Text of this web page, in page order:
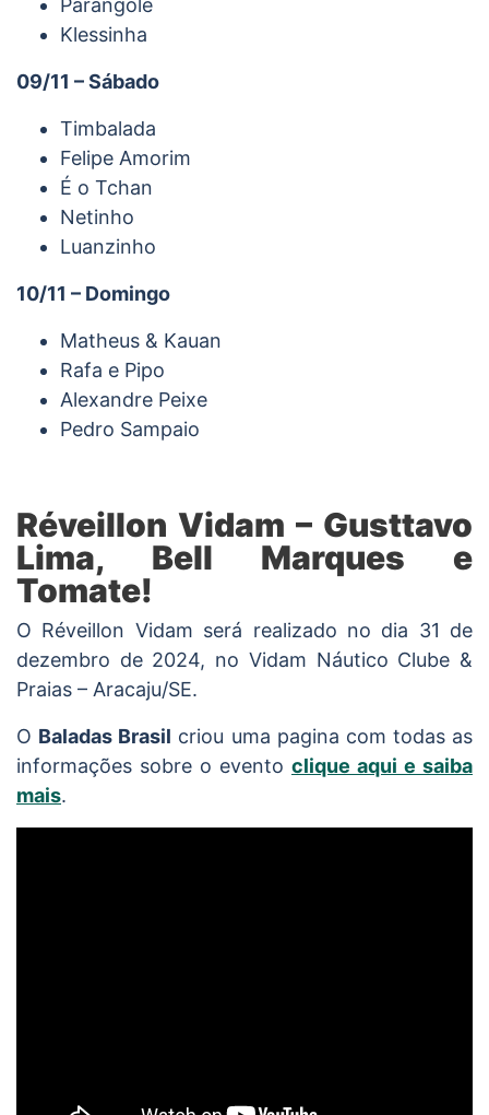
Parangolé
Klessinha
09/11 – Sábado
Timbalada
Felipe Amorim
É o Tchan
Netinho
Luanzinho
10/11 – Domingo
Matheus & Kauan
Rafa e Pipo
Alexandre Peixe
Pedro Sampaio
Réveillon Vidam – Gusttavo
Lima, Bell Marques e
Tomate!
O Réveillon Vidam será realizado no dia 31 de
dezembro de 2024, no Vidam Náutico Clube &
Praias – Aracaju/SE.
O Baladas Brasil criou uma pagina com todas as
informações sobre o evento clique aqui e saiba
mais.